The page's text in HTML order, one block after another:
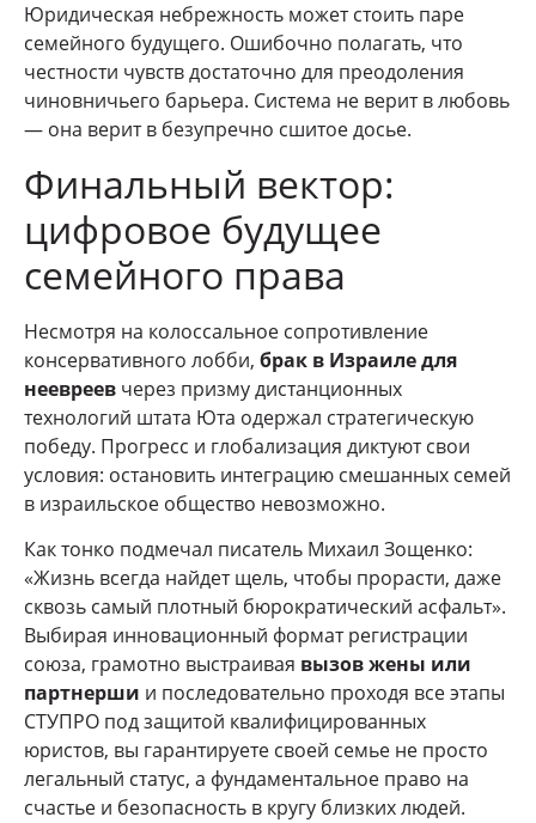
Юридическая небрежность может стоить паре
семейного будущего. Ошибочно полагать, что
честности чувств достаточно для преодоления
чиновничьего барьера. Система не верит в любовь
— она верит в безупречно сшитое досье.
Финальный вектор:
цифровое будущее
семейного права
Несмотря на колоссальное сопротивление
консервативного лобби, брак в Израиле для
неевреев через призму дистанционных
технологий штата Юта одержал стратегическую
победу. Прогресс и глобализация диктуют свои
условия: остановить интеграцию смешанных семей
в израильское общество невозможно.
Как тонко подмечал писатель Михаил Зощенко:
«Жизнь всегда найдет щель, чтобы прорасти, даже
сквозь самый плотный бюрократический асфальт».
Выбирая инновационный формат регистрации
союза, грамотно выстраивая вызов жены или
партнерши и последовательно проходя все этапы
СТУПРО под защитой квалифицированных
юристов, вы гарантируете своей семье не просто
легальный статус, а фундаментальное право на
счастье и безопасность в кругу близких людей.